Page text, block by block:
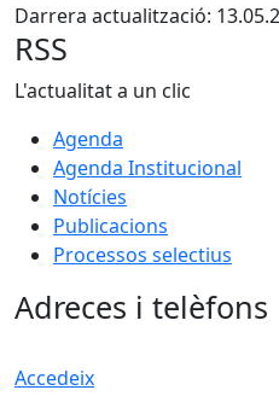
Darrera actualització:
RSS
L'actualitat a un clic
Agenda
Agenda Institucional
Notícies
Publicacions
Processos selectius
Adreces i telèfons
Accedeix